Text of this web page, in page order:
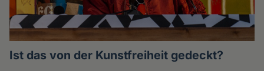
Ist das von der Kunstfreiheit gedeckt?